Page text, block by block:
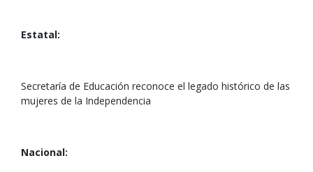
Estatal:
Secretaría de Educación reconoce el legado histórico de las
mujeres de la Independencia
Nacional: